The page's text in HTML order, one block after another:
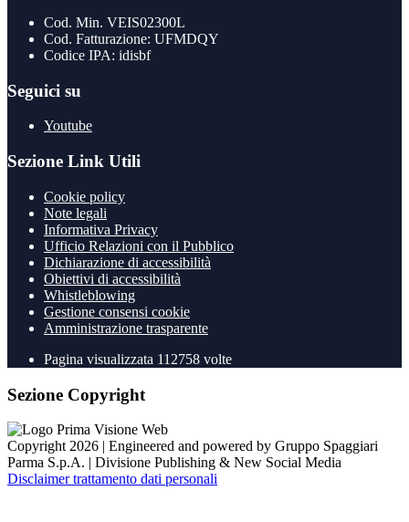
Cod. Min. VEIS02300L
Cod. Fatturazione: UFMDQY
Codice IPA: idisbf
Seguici su
Youtube
Sezione Link Utili
Cookie policy
Note legali
Informativa Privacy
Ufficio Relazioni con il Pubblico
Dichiarazione di accessibilità
Obiettivi di accessibilità
Whistleblowing
Gestione consensi cookie
Amministrazione trasparente
Pagina visualizzata 112758 volte
Sezione Copyright
Copyright 2026 | Engineered and powered by Gruppo Spaggiari
Parma S.p.A. | Divisione Publishing & New Social Media
Disclaimer trattamento dati personali